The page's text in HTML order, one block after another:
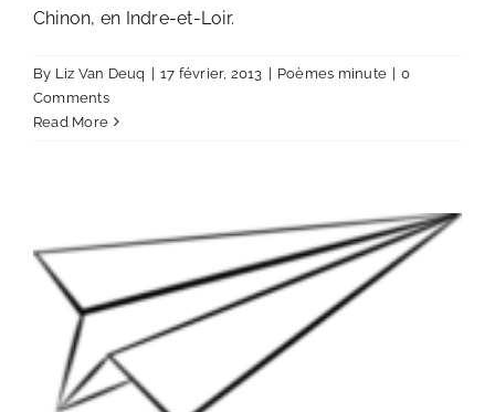
Chinon, en Indre-et-Loir.
By Liz Van Deuq | 17 février, 2013 | Poèmes minute | 0
Comments
Read More